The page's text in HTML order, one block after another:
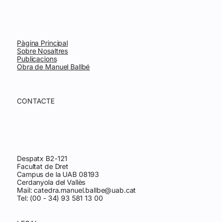
Pàgina Principal
Sobre Nosaltres
Publicacions
Obra de Manuel Ballbé
CONTACTE
Despatx B2-121
Facultat de Dret
Campus de la UAB 08193
Cerdanyola del Vallès
Mail:catedra.manuel.ballbe@uab.cat
Tel: (00 - 34) 93 581 13 00